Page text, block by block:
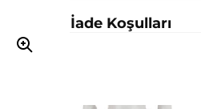
İade Koşulları